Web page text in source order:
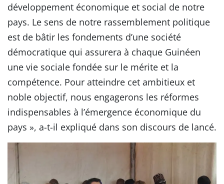
développement économique et social de notre
pays. Le sens de notre rassemblement politique
est de bâtir les fondements d’une société
démocratique qui assurera à chaque Guinéen
une vie sociale fondée sur le mérite et la
compétence. Pour atteindre cet ambitieux et
noble objectif, nous engagerons les réformes
indispensables à l’émergence économique du
pays », a-t-il expliqué dans son discours de lancé.